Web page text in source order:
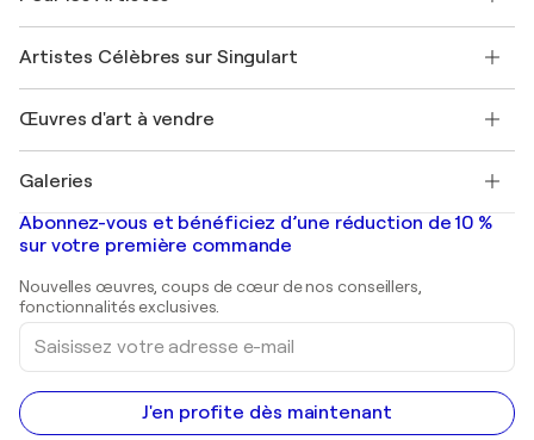
Rejoignez notre programme commercial
Mon compte
+33 1 76 44 06 42
Magazine Singulart
Emplois
Découvrez une sélection d'art original
Se connecter en tant qu'Artiste
Artistes Célèbres sur Singulart
Marc Chagall
Banksy
Mr. Brainwash
Shepard Fairey
Œuvres d'art à vendre
Tableaux abstraits à vendre
Peintures de paysage
Estampes
Peintures acryliques
Galeries
Galeries d'art en France
Galeries d'art en Belgique
Abonnez-vous et bénéficiez d’une réduction de 10 %
sur votre première commande
Nouvelles œuvres, coups de cœur de nos conseillers,
fonctionnalités exclusives.
Saisissez
votre
adresse
e-
mail
J'en profite dès maintenant